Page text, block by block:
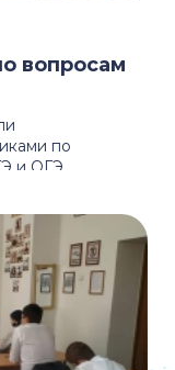
по
и ОГЭ.
вопросам